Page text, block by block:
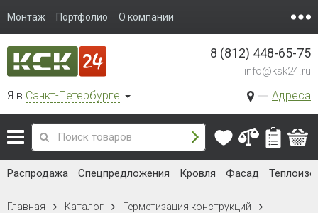
Монтаж Портфолио О компании
Я в Санкт-Петербурге Адреса
8 (812) 448-65-75
info@ksk24.ru
Распродажа Спецпредложения Кровля Фасад
Главная Каталог
Герметизация конструкций